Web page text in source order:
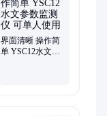
界面清晰 操作简
单 YSC12水文参